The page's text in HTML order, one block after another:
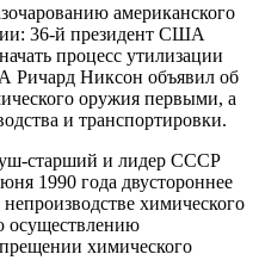
американского
36-й президент США
процесс утилизации
Ричард Никсон объявил об
оружия первыми, а
и транспортировки.
старший и лидер СССР
1990 года двустороннее
химического
осуществлению
химического